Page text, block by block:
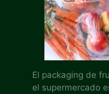
El packaging de
el supermercado